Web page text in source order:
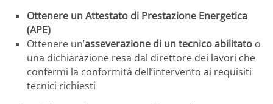
Ottenere un Attestato di Prestazione Energetica
(APE)
Ottenere un’asseverazione di un tecnico abilitato o
una dichiarazione resa dal direttore dei lavori che
confermi la conformità dell’intervento ai requisiti
tecnici richiesti